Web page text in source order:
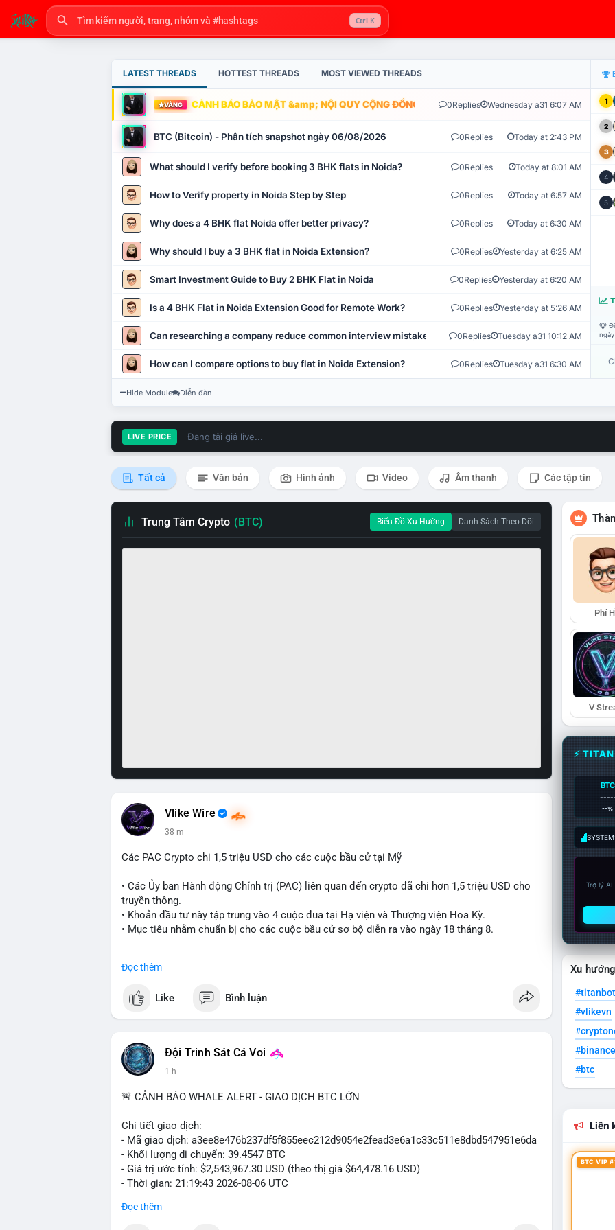
Ctrl K
LATEST THREADS HOTTEST THREADS MOST VIEWED THREADS
VÀNG CẢNH BÁO BẢO MẬT &amp; NỘI QUY CỘNG ĐỒNG VLIKE.VN: HỆ THỐNG GIÁM SÁT TỰ
0Replies Wednesday a31 6:07 AM
BTC (Bitcoin) - Phân tích snapshot ngày 06/08/2026 0Replies Today at 2:43 PM
What should I verify before booking 3 BHK flats in Noida? 0Replies Today at 8:01 AM
How to Verify property in Noida Step by Step 0Replies Today at 6:57 AM
Why does a 4 BHK flat Noida offer better privacy? 0Replies Today at 6:30 AM
Why should I buy a 3 BHK flat in Noida Extension? 0Replies Yesterday at 6:25 AM
Smart Investment Guide to Buy 2 BHK Flat in Noida 0Replies Yesterday at 6:20 AM
Is a 4 BHK Flat in Noida Extension Good for Remote Work? 0Replies Yesterday at 5:26 AM
Can researching a company reduce common interview mistakes? 0Replies Tuesday a31 10:12 AM
How can I compare options to buy flat in Noida Extension? 0Replies Tuesday a31 6:30 AM
1
2
3
4
5
Hide Module Diễn đàn
LIVE PRICE Đang tải giá live...
Tất cả Văn bản Hình ảnh Video Âm thanh Các tập tin
Trung Tâm Crypto (BTC) Biểu Đồ Xu Hướng Danh Sách Theo Dõi
Vlike Wire
38 m
Các PAC Crypto chi 1,5 triệu USD cho các cuộc bầu cử tại Mỹ
• Các Ủy ban Hành động Chính trị (PAC) liên quan đến crypto đã chi hơn 1,5 triệu USD cho
truyền thông.
• Khoản đầu tư này tập trung vào 4 cuộc đua tại Hạ viện và Thượng viện Hoa Kỳ.
• Mục tiêu nhằm chuẩn bị cho các cuộc bầu cử sơ bộ diễn ra vào ngày 18 tháng 8.
#vlikevn #titanbot
📰 Nguồn: Cointelegraph
Đọc thêm
Like Bình luận
Đội Trinh Sát Cá Voi
1 h
🚨 CẢNH BÁO WHALE ALERT - GIAO DỊCH BTC LỚN
Chi tiết giao dịch:
- Mã giao dịch: a3ee8e476b237df5f855eec212d9054e2fead3e6a1c33c511e8dbd547951e6da
- Khối lượng di chuyển: 39.4547 BTC
- Giá trị ước tính: $2,543,967.30 USD (theo thị giá $64,478.16 USD)
- Thời gian: 21:19:43 2026-08-06 UTC
Nhận định phân tích:
Đọc thêm
Phí
V
⚡
BTC
--%
Trợ lý
Xu
#titanbot
#vlikevn
#btc
Liên
BTC VIP